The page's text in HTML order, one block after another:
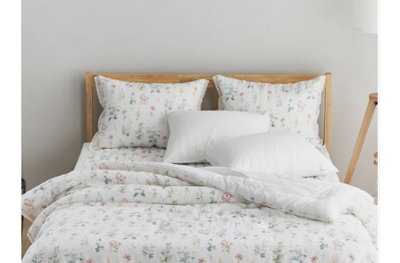
타히티 여름이불